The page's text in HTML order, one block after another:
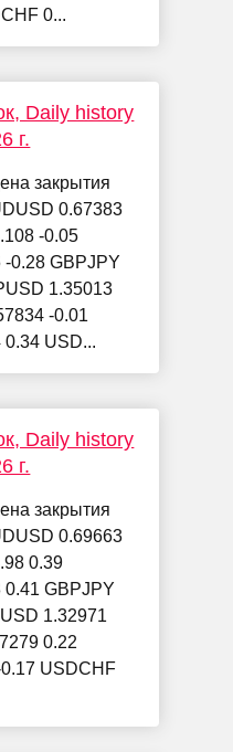
0...
Daily history
г.
закрытия
0.67383
-0.05
0.28 GBPJPY
1.35013
-0.01
USD...
Daily history
г.
закрытия
0.69663
0.39
GBPJPY
1.32971
0.22
USDCHF